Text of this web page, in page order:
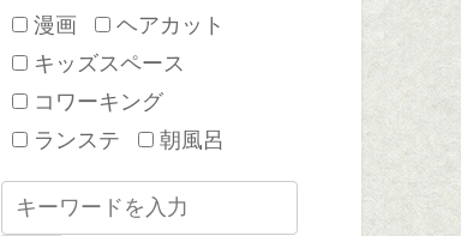
漫画
ヘアカット
キッズスペース
コワーキング
ランステ
朝風呂